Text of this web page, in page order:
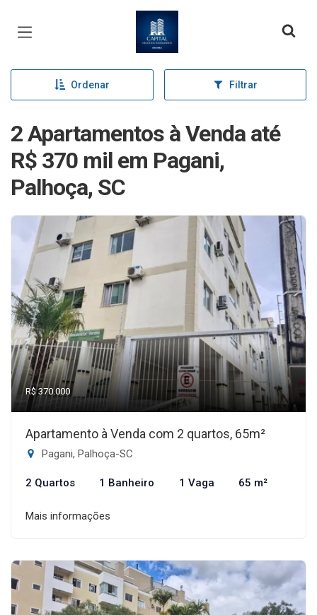
Página inicial
Ordenar Filtrar
2 Apartamentos à Venda até
R$ 370 mil em Pagani,
Palhoça, SC
R$ 370.000
Apartamento à Venda com 2 quartos, 65m²
Pagani, Palhoça-SC
2 Quartos 1 Banheiro 1 Vaga 65 m²
Mais informações